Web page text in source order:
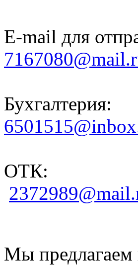
E-mail для
Бухгалтерия:
ОТК:
Мы предлагаем